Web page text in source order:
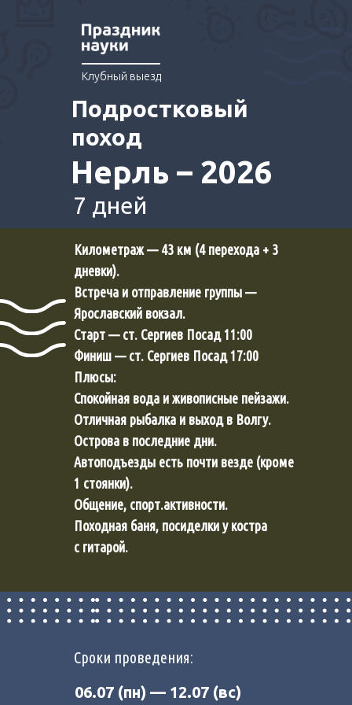
Подростковый
поход
Нерль – 2026
06.07 (пн) — 12.07 (вс)
Сроки проведения:
Километраж — 43 км (4 перехода + 3
дневки).
Встреча и отправление группы —
Ярославский вокзал.
Старт — ст. Сергиев Посад 11:00
Финиш — ст. Сергиев Посад 17:00
Плюсы:
Спокойная вода и живописные пейзажи.
Отличная рыбалка и выход в Волгу.
Острова в последние дни.
Автоподъезды есть почти везде (кроме
1 стоянки).
Общение, спорт.активности.
Походная баня, посиделки у костра
с гитарой.
Клубный выезд
7 дней